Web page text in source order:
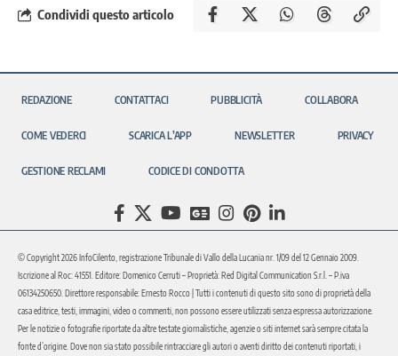
Condividi questo articolo
REDAZIONE CONTATTACI PUBBLICITÀ COLLABORA
COME VEDERCI SCARICA L’APP NEWSLETTER PRIVACY
GESTIONE RECLAMI CODICE DI CONDOTTA
© Copyright 2026 InfoCilento, registrazione Tribunale di Vallo della Lucania nr. 1/09 del 12 Gennaio 2009.
Iscrizione al Roc: 41551. Editore: Domenico Cerruti – Proprietà: Red Digital Communication S.r.l. – P.iva
06134250650. Direttore responsabile: Ernesto Rocco | Tutti i contenuti di questo sito sono di proprietà della
casa editrice, testi, immagini, video o commenti, non possono essere utilizzati senza espressa autorizzazione.
Per le notizie o fotografie riportate da altre testate giornalistiche, agenzie o siti internet sarà sempre citata la
fonte d’origine. Dove non sia stato possibile rintracciare gli autori o aventi diritto dei contenuti riportati, i